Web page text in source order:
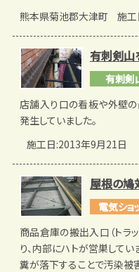
熊本県菊池郡大津町
施
有刺剣山
有刺剣
店舗入り口の看板や外壁の
発生していました。
施工日:2013年9月21日
屋根の鳩
電気ショ
商品倉庫の搬出入口（トラ
り、内部にハトが営巣して
糞が落下することで汚染被